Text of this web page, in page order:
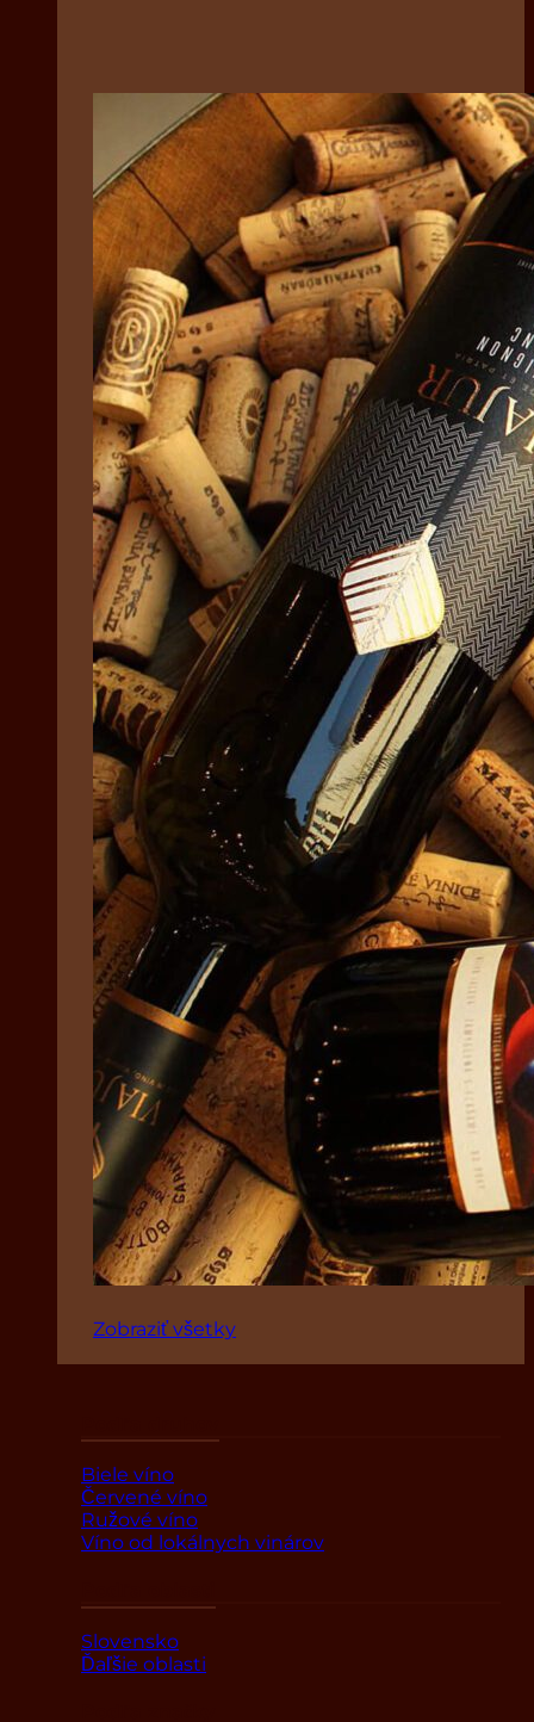
Zobraziť všetky
Biele víno
Červené víno
Ružové víno
Víno od lokálnych vinárov
Slovensko
Ďaľšie oblasti